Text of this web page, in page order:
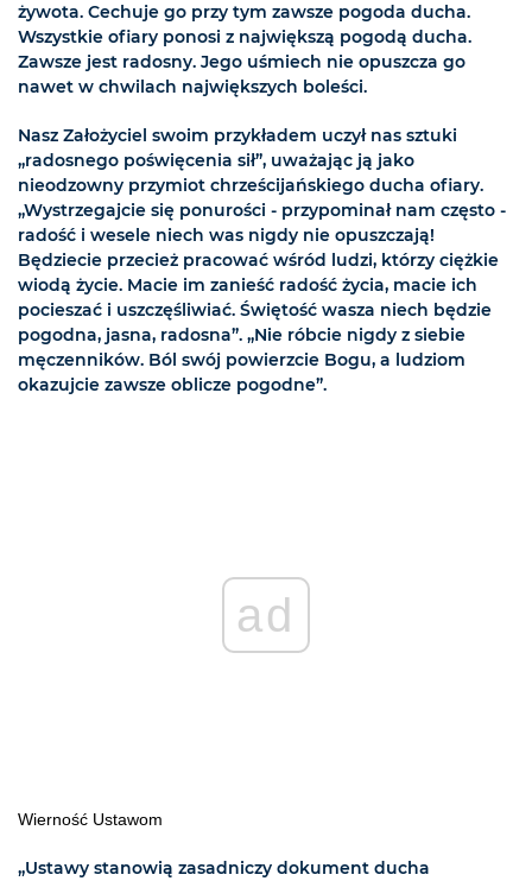
żywota. Cechuje go przy tym zawsze pogoda ducha.
Wszystkie ofiary ponosi z największą pogodą ducha.
Zawsze jest radosny. Jego uśmiech nie opuszcza go
nawet w chwilach największych boleści.
Nasz Założyciel swoim przykładem uczył nas sztuki
„radosnego poświęcenia sił”, uważając ją jako
nieodzowny przymiot chrześcijańskiego ducha ofiary.
„Wystrzegajcie się ponurości - przypominał nam często -
radość i wesele niech was nigdy nie opuszczają!
Będziecie przecież pracować wśród ludzi, którzy ciężkie
wiodą życie. Macie im zanieść radość życia, macie ich
pocieszać i uszczęśliwiać. Świętość wasza niech będzie
pogodna, jasna, radosna”. „Nie róbcie nigdy z siebie
męczenników. Ból swój powierzcie Bogu, a ludziom
okazujcie zawsze oblicze pogodne”.
ad
Wierność Ustawom
„Ustawy stanowią zasadniczy dokument ducha